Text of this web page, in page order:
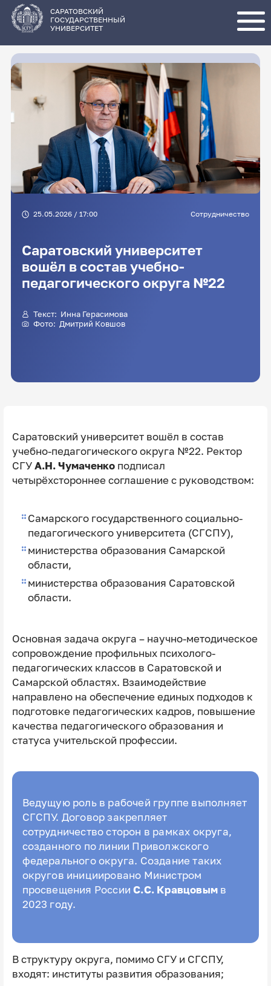
основному
содержанию
САРАТОВСКИЙ
ГОСУДАРСТВЕННЫЙ
УНИВЕРСИТЕТ
25.05.2026 / 17:00 Сотрудничество
Саратовский университет
вошёл в состав учебно-
педагогического округа №22
Текст: Инна Герасимова
Фото: Дмитрий Ковшов
Саратовский университет вошёл в состав
учебно-педагогического округа №22. Ректор
СГУ А.Н. Чумаченкоподписал
четырёхстороннее соглашение с руководством:
Самарского государственного социально-
педагогического университета (СГСПУ),
министерства образования Самарской
области,
министерства образования Саратовской
области.
Основная задача округа – научно-методическое
сопровождение профильных психолого-
педагогических классов в Саратовской и
Самарской областях. Взаимодействие
направлено на обеспечение единых подходов к
подготовке педагогических кадров, повышение
качества педагогического образования и
статуса учительской профессии.
Ведущую роль в рабочей группе выполняет
СГСПУ. Договор закрепляет
сотрудничество сторон в рамках округа,
созданного по линии Приволжского
федерального округа. Создание таких
округов инициировано Министром
просвещения РоссииС.С. Кравцовым в
2023 году.
В структуру округа, помимо СГУ и СГСПУ,
входят: институты развития образования;